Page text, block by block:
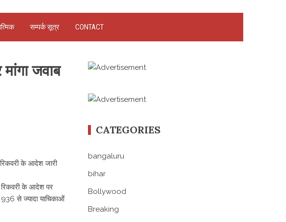
सम्पर्क सूत्र CONTACT
जवाब
के आदेश जारी
रिकवरी के आदेश पर
से ज्यादा याचिकाओं
CATEGORIES
bangaluru
bihar
Bollywood
Breaking